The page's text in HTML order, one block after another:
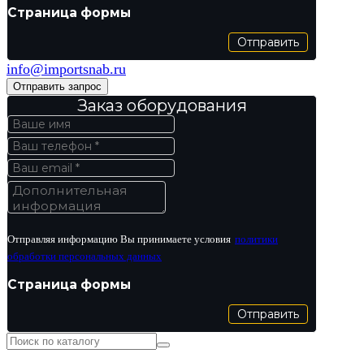
Страница формы
Отправить
info@importsnab.ru
Отправить запрос
Заказ оборудования
Отправляя информацию Вы принимаете условия политики
обработки персональных данных
Страница формы
Отправить